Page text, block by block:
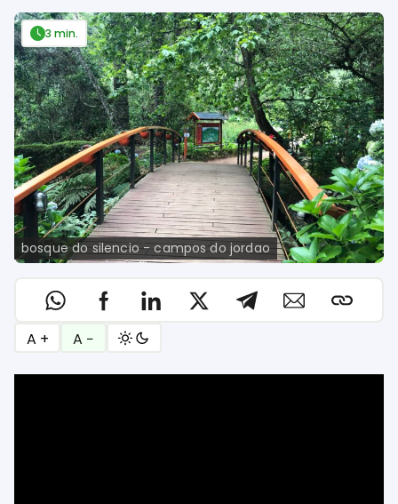
bosque do silencio - campos do jordao
3 min.
A + A −